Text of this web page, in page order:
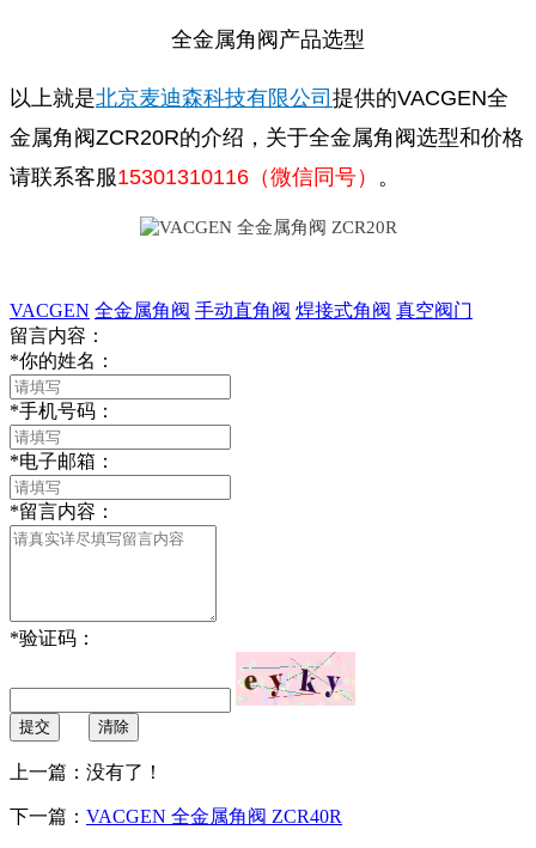
全金属角阀产品选型
以上就是北京麦迪森科技有限公司 提供的VACGEN全
金属角阀ZCR20R的介绍，关于全金属角阀选型和价格
请联系客服15301310116（微信同号） 。
VACGEN 全金属角阀 手动直角阀 焊接式角阀 真空阀门
留言内容：
*你的姓名：
*手机号码：
*电子邮箱：
*留言内容：
*验证码：
提交 清除
上一篇：没有了！
下一篇： VACGEN 全金属角阀 ZCR40R